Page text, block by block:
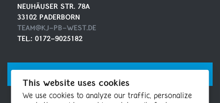
NEUHÄUSER STR. 78A
33102 PADERBORN
TEAM@KJ-PB-WEST.DE
TEL.: 0172-9025182
MAILINGLISTE
This website uses cookies
We use cookies to analyze our traffic, personalize